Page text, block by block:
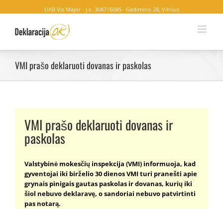
UAB Vis Major · Į.k. 304716085 · Gedimino 28, Vilnius
VMI prašo deklaruoti dovanas ir paskolas
VMI prašo deklaruoti dovanas ir
paskolas
Valstybinė mokesčių inspekcija (VMI) informuoja, kad
gyventojai iki birželio 30 dienos VMI turi pranešti apie
grynais pinigais gautas paskolas ir dovanas, kurių iki
šiol nebuvo deklaravę, o sandoriai nebuvo patvirtinti
pas notarą.